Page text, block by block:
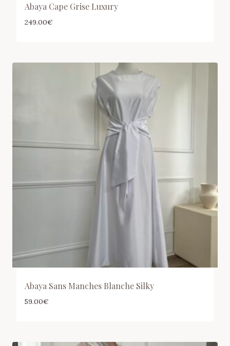
Abaya Cape Grise Luxury
249.00€
Abaya Sans Manches Blanche Silky
59.00€